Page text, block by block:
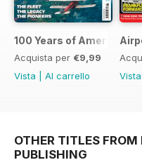
100 Years of American
Acquista per €9,99
Vista
Al carrello
Vista
OTHER TITLES FROM
PUBLISHING